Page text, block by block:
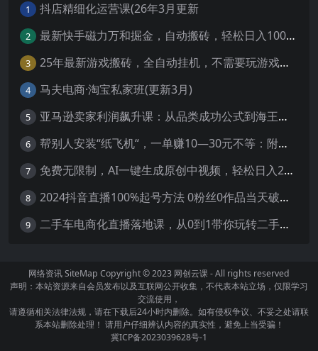
1 抖店精细化运营课(26年3月更新
2 最新快手磁力万和掘金，自动搬砖，轻松日入100-200，操作简单
3 25年最新游戏搬砖，全自动挂机，不需要玩游戏，单手机操作日入300+
4 马夫电商·淘宝私家班(更新3月)
5 亚马逊卖家利润飙升课：从品类成功公式到海王打法，让每个SKU都成爆款一路飙升(更新26年3月
6 帮别人安装“纸飞机“，一单赚10—30元不等：附：免费节点
7 免费无限制，AI一键生成原创中视频，轻松日入2000+，超简单，可矩阵，…
8 2024抖音直播100%起号方法 0粉丝0作品当天破千人在线 多种变现方式
9 二手车电商化直播落地课，从0到1带你玩转二手车直播
网络资讯SiteMap Copyright © 2023 网创云课- All rights reserved
声明：本站资源来自会员发布以及互联网公开收集，不代表本站立场，仅限学习
交流使用，
请遵循相关法律法规，请在下载后24小时内删除。如有侵权争议、不妥之处请联
系本站删除处理！ 请用户仔细辨认内容的真实性，避免上当受骗！
冀ICP备2023039628号-1